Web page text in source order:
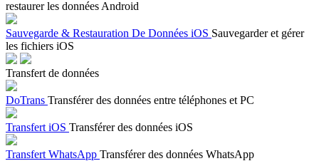
restaurer les données Android
Sauvegarde & Restauration De Données iOS Sauvegarder et gérer
les fichiers iOS
Transfert de données
DoTrans Transférer des données entre téléphones et PC
Transfert iOS Transférer des données iOS
Transfert WhatsApp Transférer des données WhatsApp